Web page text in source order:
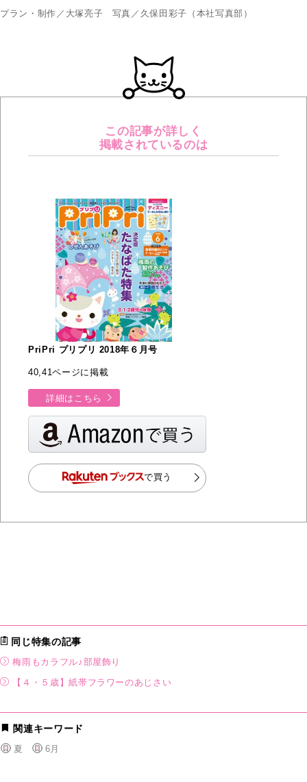
プラン・制作／大塚亮子 写真／久保田彩子（本社写真部）
この記事が詳しく
掲載されているのは
PriPri プリプリ 2018年６月号
40,41ページに掲載
詳細はこちら
で買う
同じ特集の記事
梅雨もカラフル♪部屋飾り
【４・５歳】紙帯フラワーのあじさい
関連キーワード
夏 6月